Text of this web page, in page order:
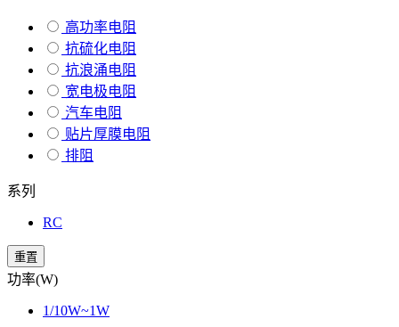
高功率电阻
抗硫化电阻
抗浪涌电阻
宽电极电阻
汽车电阻
贴片厚膜电阻
排阻
系列
RC
重置
功率(W)
1/10W~1W